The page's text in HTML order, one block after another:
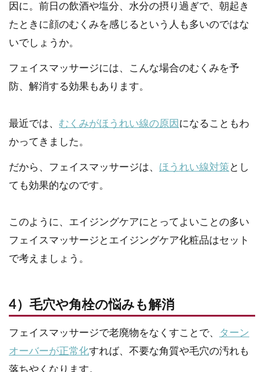
因に。前日の飲酒や塩分、水分の摂り過ぎで、朝起き
たときに顔のむくみを感じるという人も多いのではな
いでしょうか。
フェイスマッサージには、こんな場合のむくみを予
防、解消する効果もあります。
最近では、 むくみがほうれい線の原因 になることもわ
かってきました。
だから、フェイスマッサージは、 ほうれい線対策 とし
ても効果的なのです。
このように、エイジングケアにとってよいことの多い
フェイスマッサージとエイジングケア化粧品はセット
で考えましょう。
4）毛穴や角栓の悩みも解消
フェイスマッサージで老廃物をなくすことで、
ターン
オーバーが正常化すれば、不要な角質や毛穴の汚れも
落ちやくなります。